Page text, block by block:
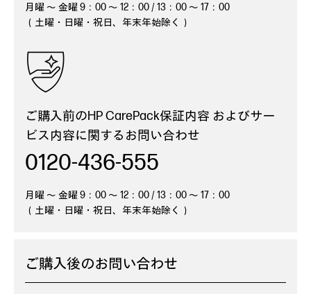
月曜 ～ 金曜 9：00 ～ 12：00 / 13：00 ～ 17：00
（土曜・日曜・祝日、年末年始除く）
ご購入前のHP CarePack保証内容 およびサー
ビス内容に関するお問い合わせ
0120-436-555
月曜 ～ 金曜 9：00 ～ 12：00 / 13：00 ～ 17：00
（土曜・日曜・祝日、年末年始除く）
ご購入後のお問い合わせ